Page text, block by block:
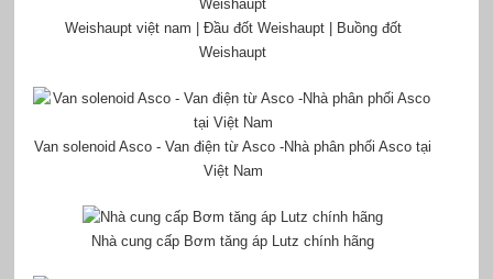
Weishaupt việt nam | Đầu đốt Weishaupt | Buồng đốt
Weishaupt
Van solenoid Asco - Van điện từ Asco -Nhà phân phối Asco tại
Việt Nam
Nhà cung cấp Bơm tăng áp Lutz chính hãng